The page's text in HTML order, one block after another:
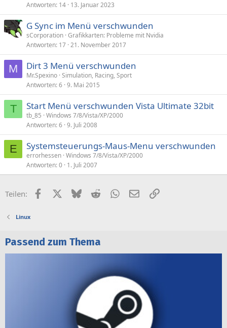
p
Antworten 14 13. Januar 2023
G Sync im Menü verschwunden
sCorporation Grafikkarten: Probleme mit Nvidia
Antworten 17 21. November 2017
M Dirt 3 Menü verschwunden
Mr.Spexino Simulation, Racing, Sport
Antworten 6 9. Mai 2015
T Start Menü verschwunden Vista Ultimate 32bit
tb_85 Windows 7/8/Vista/XP/2000
Antworten 6 9. Juli 2008
E Systemsteuerungs-Maus-Menu verschwunden
errorhessen Windows 7/8/Vista/XP/2000
Antworten 0 1. Juli 2007
Teilen: FacebookX (Twitter)
BlueskyRedditWhatsApp
E-MailLink
Linux
Passend zum Thema